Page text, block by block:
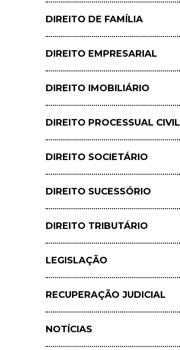
DIREITO DE FAMÍLIA
DIREITO EMPRESARIAL
DIREITO IMOBILIÁRIO
DIREITO PROCESSUAL CIVIL
DIREITO SOCIETÁRIO
DIREITO SUCESSÓRIO
DIREITO TRIBUTÁRIO
LEGISLAÇÃO
RECUPERAÇÃO JUDICIAL
NOTÍCIAS